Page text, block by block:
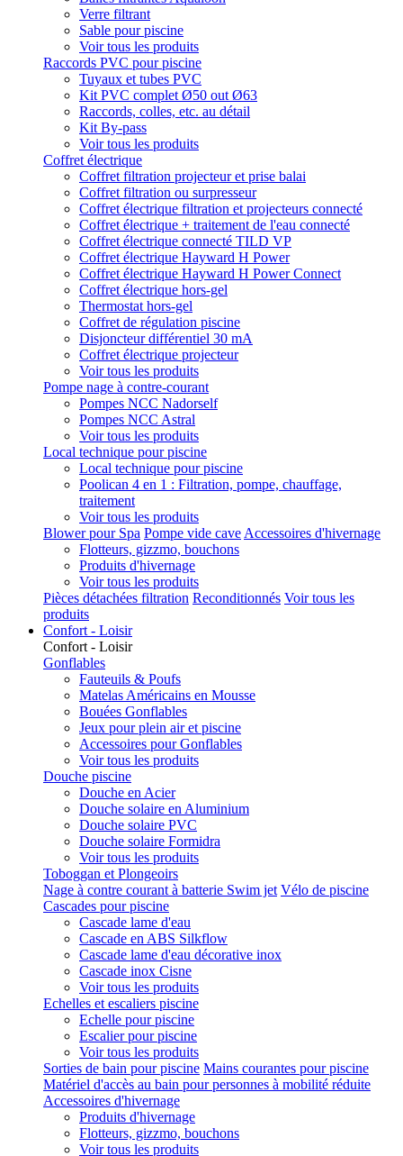
Verre filtrant
Sable pour piscine
Voir tous les produits
Raccords PVC pour piscine
Tuyaux et tubes PVC
Kit PVC complet Ø50 out Ø63
Raccords, colles, etc. au détail
Kit By-pass
Voir tous les produits
Coffret électrique
Coffret filtration projecteur et prise balai
Coffret filtration ou surpresseur
Coffret électrique filtration et projecteurs connecté
Coffret électrique + traitement de l'eau connecté
Coffret électrique connecté TILD VP
Coffret électrique Hayward H Power
Coffret électrique Hayward H Power Connect
Coffret électrique hors-gel
Thermostat hors-gel
Coffret de régulation piscine
Disjoncteur différentiel 30 mA
Coffret électrique projecteur
Voir tous les produits
Pompe nage à contre-courant
Pompes NCC Nadorself
Pompes NCC Astral
Voir tous les produits
Local technique pour piscine
Local technique pour piscine
Poolican 4 en 1 : Filtration, pompe, chauffage,
traitement
Voir tous les produits
Blower pour Spa Pompe vide cave Accessoires d'hivernage
Flotteurs, gizzmo, bouchons
Produits d'hivernage
Voir tous les produits
Pièces détachées filtration Reconditionnés Voir tous les
produits
Confort - Loisir
Confort - Loisir
Gonflables
Fauteuils & Poufs
Matelas Américains en Mousse
Bouées Gonflables
Jeux pour plein air et piscine
Accessoires pour Gonflables
Voir tous les produits
Douche piscine
Douche en Acier
Douche solaire en Aluminium
Douche solaire PVC
Douche solaire Formidra
Voir tous les produits
Toboggan et Plongeoirs
Nage à contre courant à batterie Swim jet Vélo de piscine
Cascades pour piscine
Cascade lame d'eau
Cascade en ABS Silkflow
Cascade lame d'eau décorative inox
Cascade inox Cisne
Voir tous les produits
Echelles et escaliers piscine
Echelle pour piscine
Escalier pour piscine
Voir tous les produits
Sorties de bain pour piscine Mains courantes pour piscine
Matériel d'accès au bain pour personnes à mobilité réduite
Accessoires d'hivernage
Produits d'hivernage
Flotteurs, gizzmo, bouchons
Voir tous les produits